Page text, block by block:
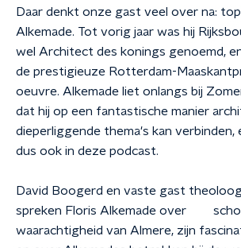
Daar denkt onze gast veel over na:
Alkemade. Tot vorig jaar was hij
wel Architect des konings genoemd,
de prestigieuze Rotterdam-
oeuvre. Alkemade liet onlangs bij
dat hij op een fantastische manier
dieperliggende thema's kan verbinden,
dus ook in deze podcast.
David Boogerd en vaste gast
spreken Floris Alkemade over
waarachtigheid van Almere, zijn